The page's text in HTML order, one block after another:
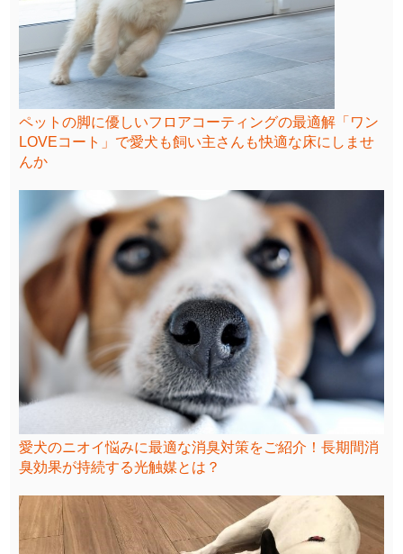
ペットの脚に優しいフロアコーティングの最適解「ワン
LOVEコート」で愛犬も飼い主さんも快適な床にしませ
んか
愛犬のニオイ悩みに最適な消臭対策をご紹介！長期間消
臭効果が持続する光触媒とは？